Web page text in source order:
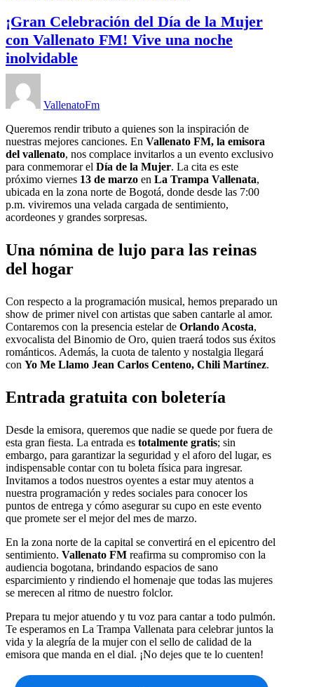
¡Gran Celebración del Día de la Mujer
con Vallenato FM! Vive una noche
inolvidable
VallenatoFm
Queremos rendir tributo a quienes son la inspiración de
nuestras mejores canciones. En Vallenato FM, la emisora
del vallenato, nos complace invitarlos a un evento exclusivo
para conmemorar el Día de la Mujer. La cita es este
próximo viernes 13 de marzo en La Trampa Vallenata,
ubicada en la zona norte de Bogotá, donde desde las 7:00
p.m. viviremos una velada cargada de sentimiento,
acordeones y grandes sorpresas.
Una nómina de lujo para las reinas
del hogar
Con respecto a la programación musical, hemos preparado un
show de primer nivel con artistas que saben cantarle al amor.
Contaremos con la presencia estelar de Orlando Acosta,
exvocalista del Binomio de Oro, quien traerá todos sus éxitos
románticos. Además, la cuota de talento y nostalgia llegará
con Yo Me Llamo Jean Carlos Centeno, Chili Martínez.
Entrada gratuita con boletería
Desde la emisora, queremos que nadie se quede por fuera de
esta gran fiesta. La entrada es totalmente gratis; sin
embargo, para garantizar la seguridad y el aforo del lugar, es
indispensable contar con tu boleta física para ingresar.
Invitamos a todos nuestros oyentes a estar muy atentos a
nuestra programación y redes sociales para conocer los
puntos de entrega y cómo asegurar su cupo en este evento
que promete ser el mejor del mes de marzo.
En la zona norte de la capital se convertirá en el epicentro del
sentimiento. Vallenato FM reafirma su compromiso con la
audiencia bogotana, brindando espacios de sano
esparcimiento y rindiendo el homenaje que todas las mujeres
se merecen al ritmo de nuestro folclor.
Prepara tu mejor atuendo y tu voz para cantar a todo pulmón.
Te esperamos en La Trampa Vallenata para celebrar juntos la
vida y la alegría de la mujer con el sello de calidad de la
emisora que manda en el dial. ¡No dejes que te lo cuenten!